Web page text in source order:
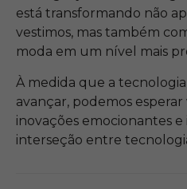
está transformando não
vestimos, mas também
moda em um nível mais
À medida que a
avançar, podemos esperar
inovações emocionantes
interseção entre